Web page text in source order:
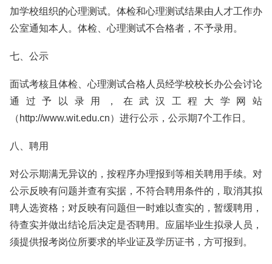
加学校组织的心理测试。体检和心理测试结果由人才工作办
公室通知本人。体检、心理测试不合格者，不予录用。
七、公示
面试考核且体检、心理测试合格人员经学校校长办公会讨论
通过予以录用，在武汉工程大学网站
（http://www.wit.edu.cn）进行公示，公示期7个工作日。
八、聘用
对公示期满无异议的，按程序办理报到等相关聘用手续。对
公示反映有问题并查有实据，不符合聘用条件的，取消其拟
聘人选资格；对反映有问题但一时难以查实的，暂缓聘用，
待查实并做出结论后决定是否聘用。应届毕业生拟录人员，
须提供报考岗位所要求的毕业证及学历证书，方可报到。